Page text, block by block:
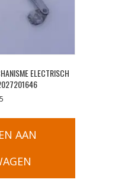
ELECTRISCH
AAN